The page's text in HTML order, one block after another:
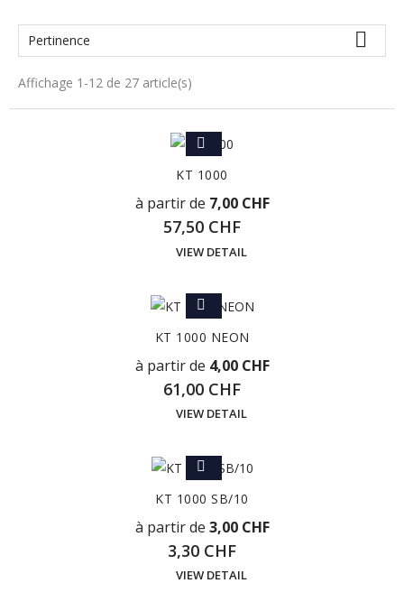
Pertinence 
Affichage 1-12 de 27 article(s)
KT 1000
à partir de 7,00 CHF
57,50 CHF
VIEW DETAIL
KT 1000 NEON
à partir de 4,00 CHF
61,00 CHF
VIEW DETAIL
KT 1000 SB/10
à partir de 3,00 CHF
3,30 CHF
VIEW DETAIL